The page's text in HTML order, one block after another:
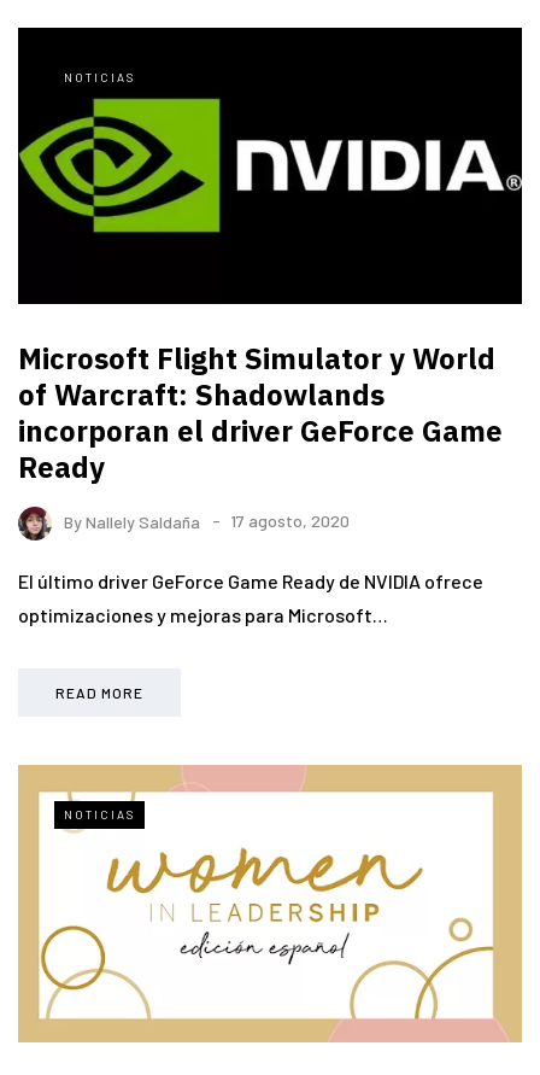
NOTICIAS
Microsoft Flight Simulator y World
of Warcraft: Shadowlands
incorporan el driver GeForce Game
Ready
ByNallely Saldaña 17 agosto, 2020
El último driver GeForce Game Ready de NVIDIA ofrece
optimizaciones y mejoras para Microsoft…
READ MORE
NOTICIAS